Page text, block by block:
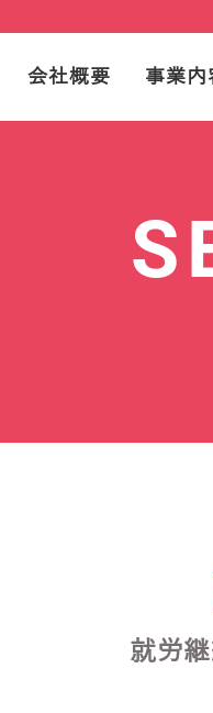
会社概要 事業内
就労